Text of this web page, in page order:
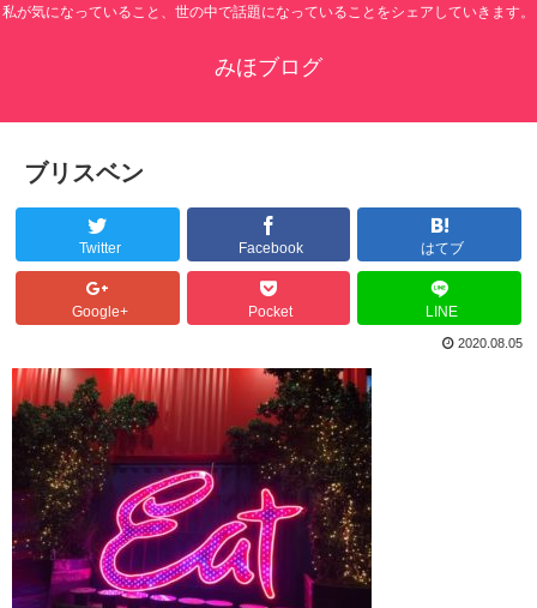
私が気になっていること、世の中で話題になっていることをシェアしていきます。
みほブログ
ブリスベン
Twitter Facebook はてブ
Google+ Pocket LINE
2020.08.05